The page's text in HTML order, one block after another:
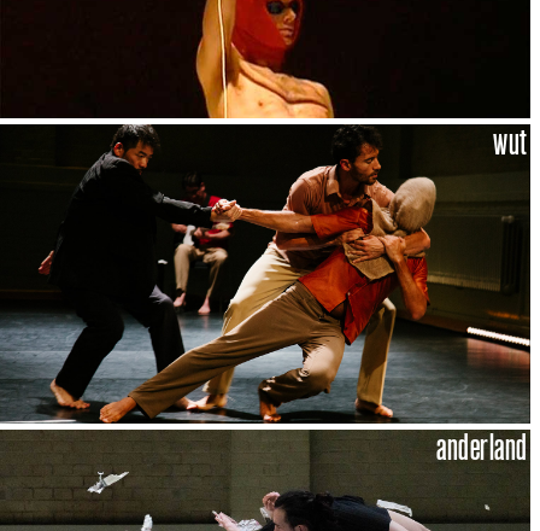
wut
anderland